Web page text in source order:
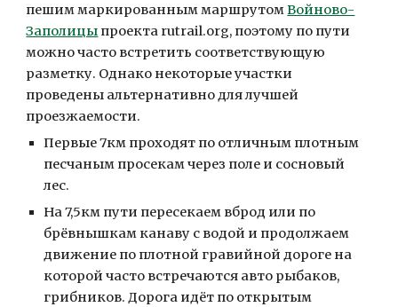
пешим маркированным маршрутом Войново-
Заполицы проекта rutrail.org, поэтому по пути
можно часто встретить соответствующую
разметку. Однако некоторые участки
проведены альтернативно для лучшей
проезжаемости.
Первые 7км проходят по отличным плотным
песчаным просекам через поле и сосновый
лес.
На 7,5км пути пересекаем вброд или по
брёвнышкам канаву с водой и продолжаем
движение по плотной гравийной дороге на
которой часто встречаются авто рыбаков,
грибников. Дорога идёт по открытым